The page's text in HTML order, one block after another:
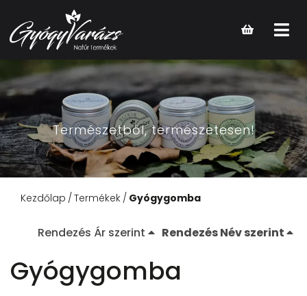
Open
main
Természetből, természetesen!
Kezdőlap Termékek Gyógygomba
Rendezés Ár szerint Rendezés Név szerint
Gyógygomba